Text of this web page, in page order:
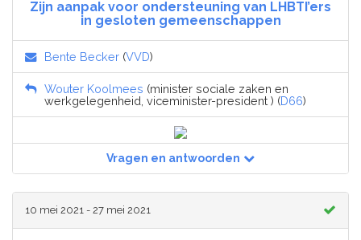
Zijn aanpak voor ondersteuning van LHBTI’ers
in gesloten gemeenschappen
Bente Becker (VVD)
Wouter Koolmees (minister sociale zaken en
werkgelegenheid, viceminister-president ) (D66)
Vragen en antwoorden
10 mei 2021 - 27 mei 2021